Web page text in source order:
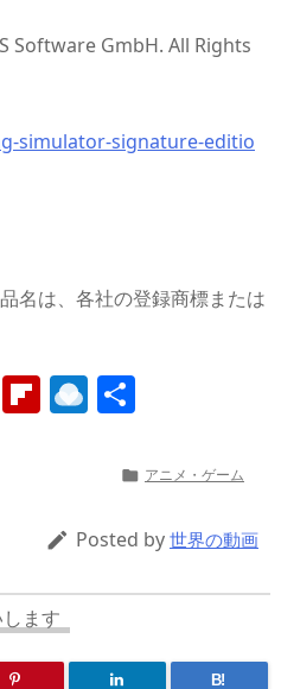
Software GmbH. All Rights
simulator-signature-editio
名は、各社の登録商標または
T Fl
ar
d
R
ro
p.
 アニメ・ゲーム
 Posted by 世界の動画
ます
B!